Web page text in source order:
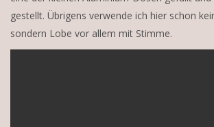
gestellt. Übrigens verwende ich hier schon
sondern Lobe vor allem mit Stimme.